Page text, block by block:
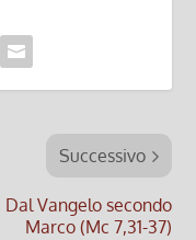
Successivo
Dal Vangelo secondo
Marco (Mc 7,31-37)